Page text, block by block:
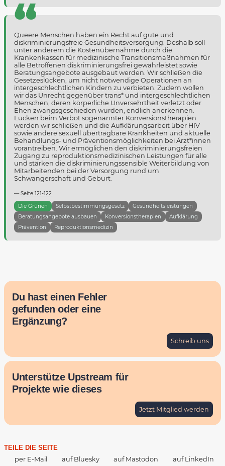
Queere Menschen haben ein Recht auf gute und
diskriminierungsfreie Gesundheitsversorgung. Deshalb soll
unter anderem die Kostenübernahme durch die
Krankenkassen für medizinische Transitionsmaßnahmen für
alle Betroffenen diskriminierungsfrei gewährleistet sowie
Beratungsangebote ausgebaut werden. Wir schließen die
Gesetzeslücken, um nicht notwendige Operationen an
intergeschlechtlichen Kindern zu verbieten. Zudem wollen
wir das Unrecht gegenüber trans* und intergeschlechtlichen
Menschen, deren körperliche Unversehrtheit verletzt oder
Ehen zwangsgeschieden wurden, endlich anerkennen.
Lücken beim Verbot sogenannter Konversionstherapien
werden wir schließen und die Aufklärungsarbeit über HIV
sowie andere sexuell übertragbare Krankheiten und aktuelle
Behandlungs- und Präventionsmöglichkeiten bei Ärzt*innen
vorantreiben. Wir ermöglichen den diskriminierungsfreien
Zugang zu reproduktionsmedizinischen Leistungen für alle
und stärken die diskriminierungssensible Weiterbildung von
Mitarbeitenden bei der Versorgung rund um
Schwangerschaft und Geburt.
Seite 121-122
Die Grünen
Selbstbestimmungsgesetz
Gesundheitsleistungen
Beratungsangebote ausbauen
Konversionstherapien
Aufklärung
Prävention
Reproduktionsmedizin
Du hast einen Fehler
gefunden oder eine
Ergänzung?
Schreib uns
Unterstütze Upstream für
Projekte wie dieses
Jetzt Mitglied werden
TEILE DIE SEITE
per E-Mail
auf Bluesky auf Mastodon
auf LinkedIn